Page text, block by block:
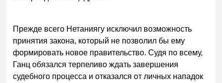
Прежде всего Нетаниягу исключил возможность
принятия закона, который не позволил бы ему
формировать новое правительство. Судя по всему,
Ганц обязался терпеливо ждать завершения
судебного процесса и отказался от личных нападок